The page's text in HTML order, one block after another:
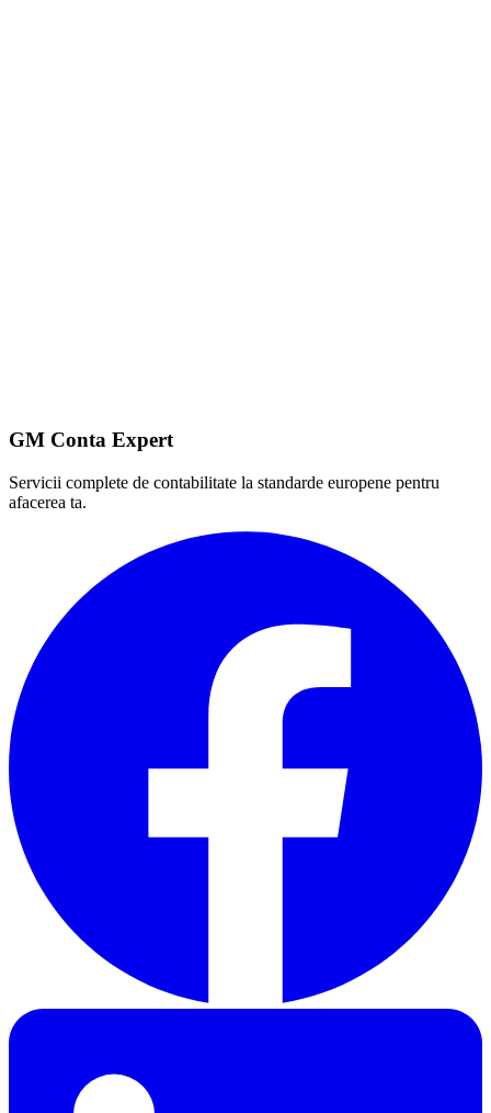
GM Conta Expert
Servicii complete de contabilitate la standarde europene pentru
afacerea ta.